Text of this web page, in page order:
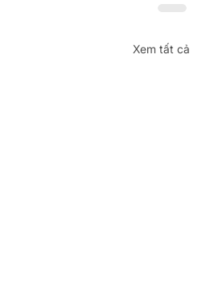
Xem tất cả